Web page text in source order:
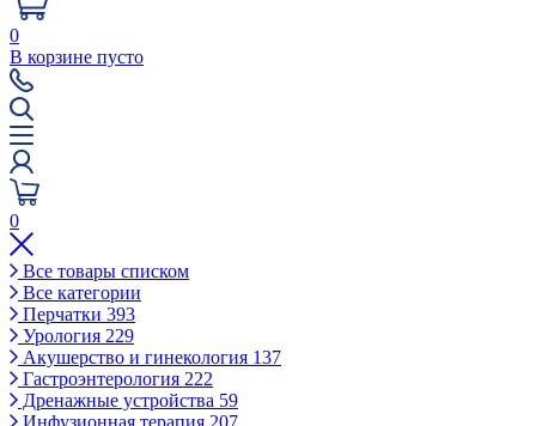
0
В корзине пусто
0
Все товары списком
Все категории
Перчатки 393
Урология 229
Акушерство и гинекология 137
Гастроэнтерология 222
Дренажные устройства 59
Инфузионная терапия 207